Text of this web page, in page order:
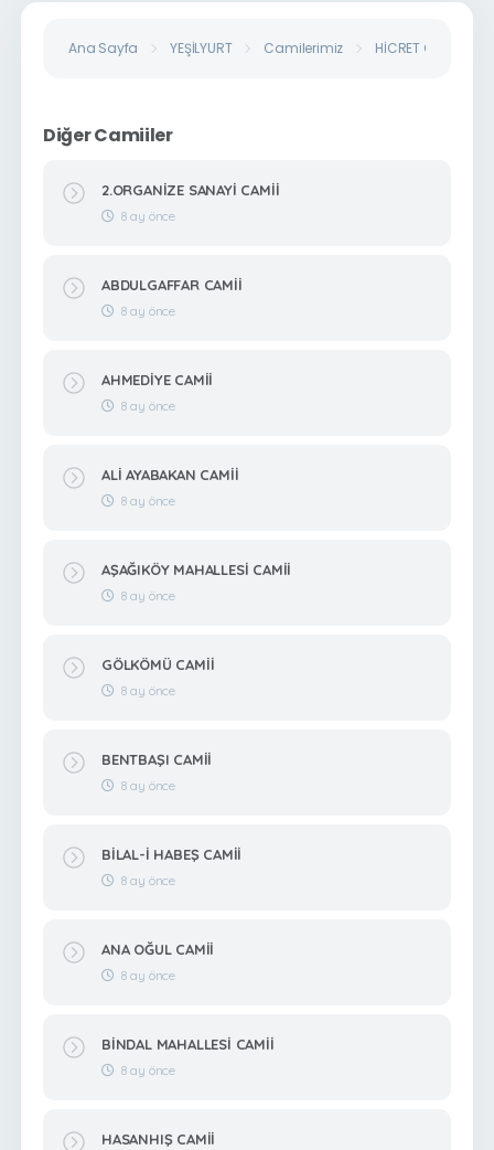
Ana Sayfa YEŞİLYURT Camilerimiz HİCRET CAMİİ
Diğer Camiiler
2.ORGANİZE SANAYİ CAMİİ
8 ay önce
ABDULGAFFAR CAMİİ
8 ay önce
AHMEDİYE CAMİİ
8 ay önce
ALİ AYABAKAN CAMİİ
8 ay önce
AŞAĞIKÖY MAHALLESİ CAMİİ
8 ay önce
GÖLKÖMÜ CAMİİ
8 ay önce
BENTBAŞI CAMİİ
8 ay önce
BİLAL-İ HABEŞ CAMİİ
8 ay önce
ANA OĞUL CAMİİ
8 ay önce
BİNDAL MAHALLESİ CAMİİ
8 ay önce
HASANHIŞ CAMİİ